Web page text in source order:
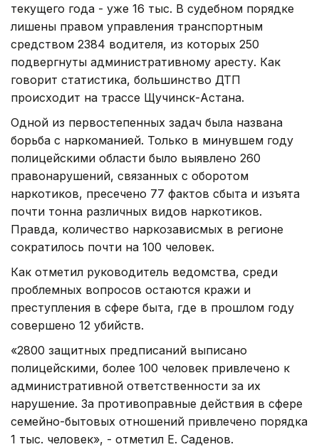
текущего года - уже 16 тыс. В судебном порядке
лишены правом управления транспортным
средством 2384 водителя, из которых 250
подвергнуты административному аресту. Как
говорит статистика, большинство ДТП
происходит на трассе Щучинск-Астана.
Одной из первостепенных задач была названа
борьба с наркоманией. Только в минувшем году
полицейскими области было выявлено 260
правонарушений, связанных с оборотом
наркотиков, пресечено 77 фактов сбыта и изъята
почти тонна различных видов наркотиков.
Правда, количество наркозависмых в регионе
сократилось почти на 100 человек.
Как отметил руководитель ведомства, среди
проблемных вопросов остаются кражи и
преступления в сфере быта, где в прошлом году
совершено 12 убийств.
«2800 защитных предписаний выписано
полицейскими, более 100 человек привлечено к
административной ответственности за их
нарушение. За противоправные действия в сфере
семейно-бытовых отношений привлечено порядка
1 тыс. человек», - отметил Е. Саденов.